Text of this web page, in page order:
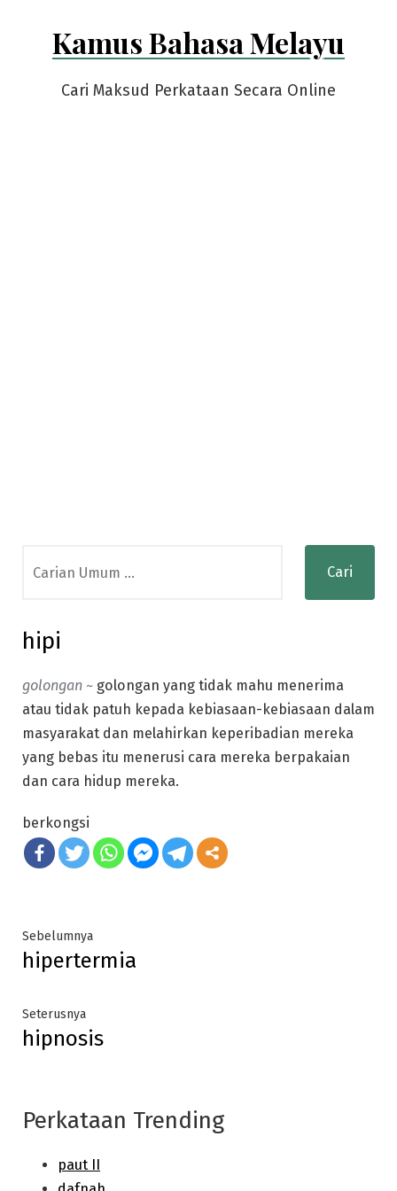
Kamus Bahasa Melayu
Cari Maksud Perkataan Secara Online
for:
hipi
golongan ~ golongan yang tidak mahu menerima
atau tidak patuh kepada kebiasaan-kebiasaan dalam
masyarakat dan melahirkan keperibadian mereka
yang bebas itu menerusi cara mereka berpakaian
dan cara hidup mereka.
berkongsi
Post
navigation
SebelumnyaPrevious
post:
hipertermia
SeterusnyaNext
post:
hipnosis
Perkataan Trending